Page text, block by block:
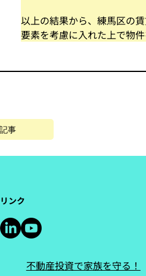
以上の結果から、練馬区の
要素を考慮に入れた上で物
事
ンク
不動産投資で家族を守る！